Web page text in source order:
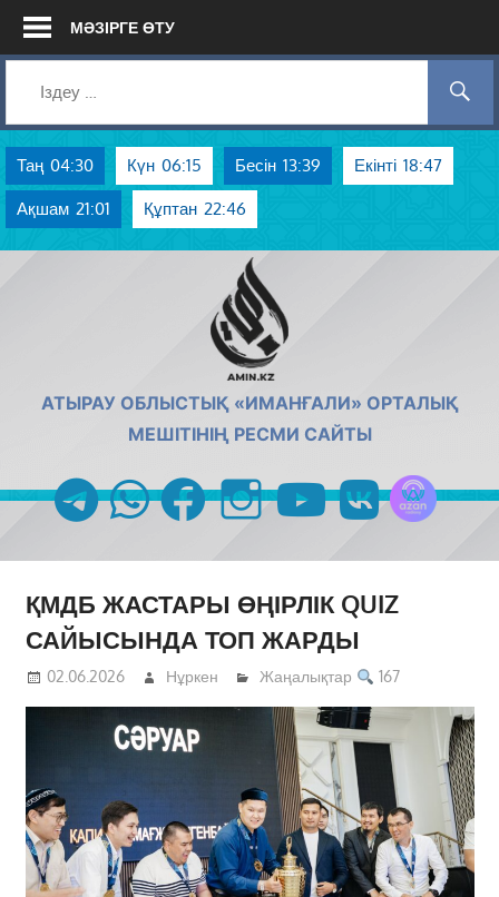
Skip
МӘЗІРГЕ ӨТУ
Таң 04:30 Күн 06:15 Бесін 13:39 Екінті 18:47
Ақшам 21:01 Құптан 22:46
АТЫРАУ ОБЛЫСТЫҚ «ИМАНҒАЛИ» ОРТАЛЫҚ
МЕШІТІНІҢ РЕСМИ САЙТЫ
telegramwhatsappfacebookinstagramyoutubevk
ҚМДБ ЖАСТАРЫ ӨҢІРЛІК QUIZ
САЙЫСЫНДА ТОП ЖАРДЫ
02.06.2026 Нұркен Жаңалықтар 167